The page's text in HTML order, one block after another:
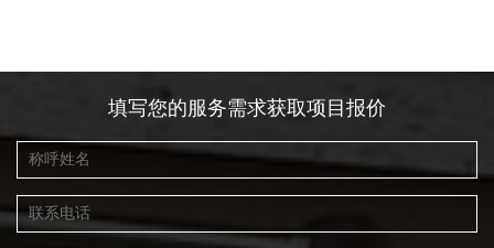
填写您的服务需求获取项目报价